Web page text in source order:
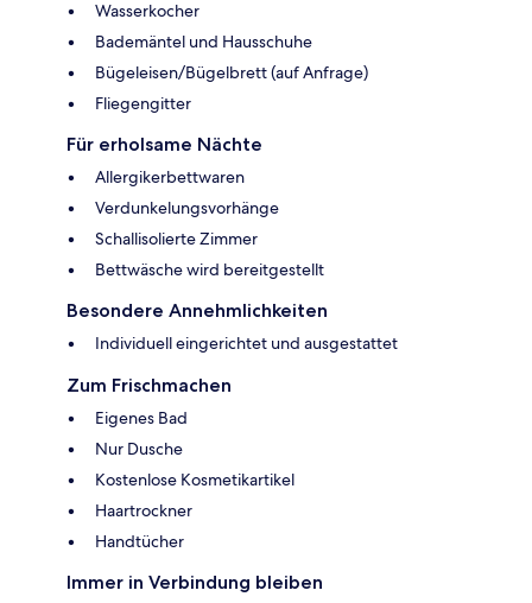
Wasserkocher
Bademäntel und Hausschuhe
Bügeleisen/Bügelbrett (auf Anfrage)
Fliegengitter
Für erholsame Nächte
Allergikerbettwaren
Verdunkelungsvorhänge
Schallisolierte Zimmer
Bettwäsche wird bereitgestellt
Besondere Annehmlichkeiten
Individuell eingerichtet und ausgestattet
Zum Frischmachen
Eigenes Bad
Nur Dusche
Kostenlose Kosmetikartikel
Haartrockner
Handtücher
Immer in Verbindung bleiben